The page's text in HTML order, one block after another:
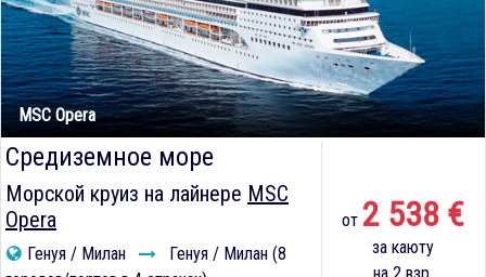
MSC Opera
Средиземное море
Морской круиз на лайнере MSC
Opera
Генуя / Милан
Генуя / Милан (8
от 2 538 €
за каюту